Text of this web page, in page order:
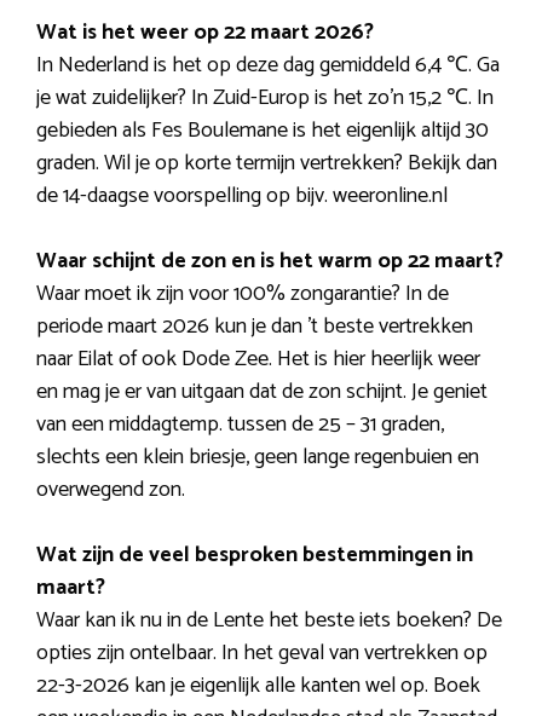
Wat is het weer op 22 maart 2026?
In Nederland is het op deze dag gemiddeld 6,4 ℃. Ga
je wat zuidelijker? In Zuid-Europ is het zo’n 15,2 ℃. In
gebieden als Fes Boulemane is het eigenlijk altijd 30
graden. Wil je op korte termijn vertrekken? Bekijk dan
de 14-daagse voorspelling op bijv. weeronline.nl
Waar schijnt de zon en is het warm op 22 maart?
Waar moet ik zijn voor 100% zongarantie? In de
periode maart 2026 kun je dan ’t beste vertrekken
naar Eilat of ook Dode Zee. Het is hier heerlijk weer
en mag je er van uitgaan dat de zon schijnt. Je geniet
van een middagtemp. tussen de 25 – 31 graden,
slechts een klein briesje, geen lange regenbuien en
overwegend zon.
Wat zijn de veel besproken bestemmingen in
maart?
Waar kan ik nu in de Lente het beste iets boeken? De
opties zijn ontelbaar. In het geval van vertrekken op
22-3-2026 kan je eigenlijk alle kanten wel op. Boek